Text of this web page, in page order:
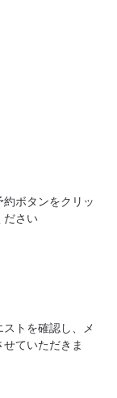
ボタンをクリッ
ださい
トを確認し、メ
ていただきま